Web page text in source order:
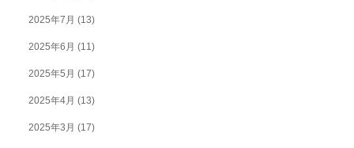
2025年7月 (13)
2025年6月 (11)
2025年5月 (17)
2025年4月 (13)
2025年3月 (17)